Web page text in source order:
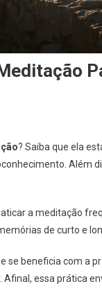
? Saiba que ela
Além
a meditação
de curto e
se beneficia com a
essa prática